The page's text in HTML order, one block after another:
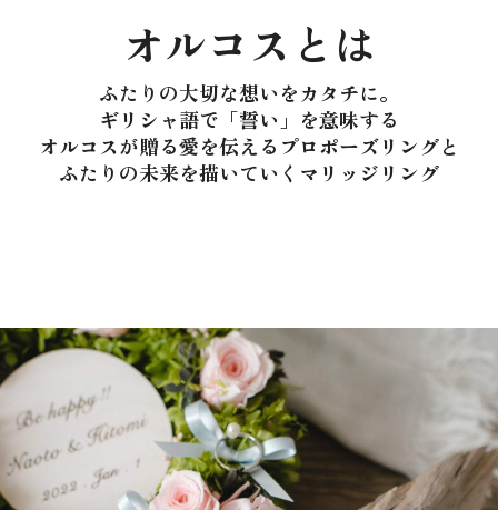
オルコスとは
ふたりの大切な想いをカタチに。
ギリシャ語で「誓い」を意味する
オルコスが贈る愛を伝えるプロポーズリングと
ふたりの未来を描いていくマリッジリング